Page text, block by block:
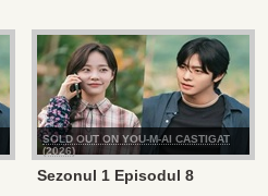
SOLD OUT ON YOU-M-AI CASTIGAT
(2026)
Sezonul 1 Episodul 8